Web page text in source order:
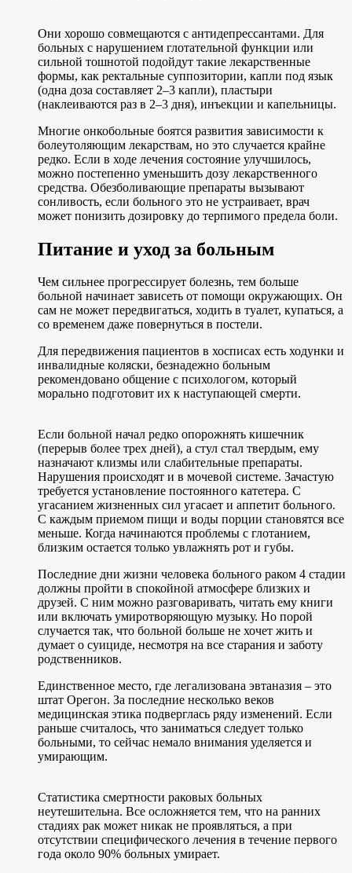
Они хорошо совмещаются с антидепрессантами. Для
больных с нарушением глотательной функции или
сильной тошнотой подойдут такие лекарственные
формы, как ректальные суппозитории, капли под язык
(одна доза составляет 2–3 капли), пластыри
(наклеиваются раз в 2–3 дня), инъекции и капельницы.
Многие онкобольные боятся развития зависимости к
болеутоляющим лекарствам, но это случается крайне
редко. Если в ходе лечения состояние улучшилось,
можно постепенно уменьшить дозу лекарственного
средства. Обезболивающие препараты вызывают
сонливость, если больного это не устраивает, врач
может понизить дозировку до терпимого предела боли.
Питание и уход за больным
Чем сильнее прогрессирует болезнь, тем больше
больной начинает зависеть от помощи окружающих. Он
сам не может передвигаться, ходить в туалет, купаться, а
со временем даже повернуться в постели.
Для передвижения пациентов в хосписах есть ходунки и
инвалидные коляски, безнадежно больным
рекомендовано общение с психологом, который
морально подготовит их к наступающей смерти.
Если больной начал редко опорожнять кишечник
(перерыв более трех дней), а стул стал твердым, ему
назначают клизмы или слабительные препараты.
Нарушения происходят и в мочевой системе. Зачастую
требуется установление постоянного катетера. С
угасанием жизненных сил угасает и аппетит больного.
С каждым приемом пищи и воды порции становятся все
меньше. Когда начинаются проблемы с глотанием,
близким остается только увлажнять рот и губы.
Последние дни жизни человека больного раком 4 стадии
должны пройти в спокойной атмосфере близких и
друзей. С ним можно разговаривать, читать ему книги
или включать умиротворяющую музыку. Но порой
случается так, что больной больше не хочет жить и
думает о суициде, несмотря на все старания и заботу
родственников.
Единственное место, где легализована эвтаназия – это
штат Орегон. За последние несколько веков
медицинская этика подверглась ряду изменений. Если
раньше считалось, что заниматься следует только
больными, то сейчас немало внимания уделяется и
умирающим.
Статистика смертности раковых больных
неутешительна. Все осложняется тем, что на ранних
стадиях рак может никак не проявляться, а при
отсутствии специфического лечения в течение первого
года около 90% больных умирает.